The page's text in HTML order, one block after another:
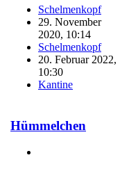
Schelmenkopf
29. November
2020, 10:14
Schelmenkopf
20. Februar 2022,
10:30
Kantine
Hümmelchen